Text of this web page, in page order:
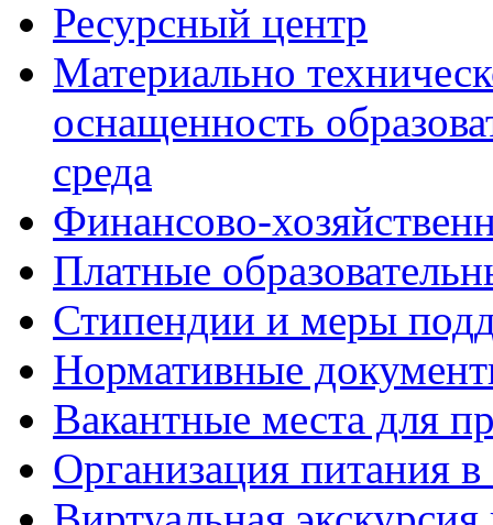
Ресурсный центр
Материально
оснащенность
среда
Финансово-
Платные
Стипендии и меры
Нормативные
Вакантные места для
Организация питания в